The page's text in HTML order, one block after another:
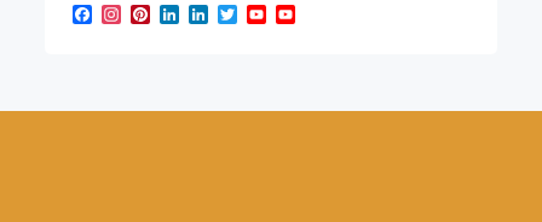
Facebook
Instagram
Pinterest
LinkedIn
LinkedIn
TwitterYouTube